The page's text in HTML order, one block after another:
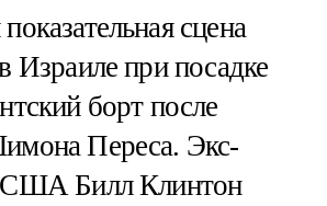
сцена
Израиле при посадке
борт после
Переса. Экс-
США Билл Клинтон